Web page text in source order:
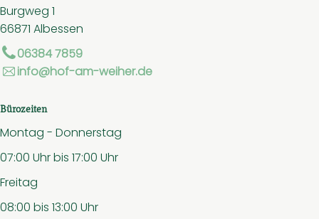
Burgweg 1
66871 Albessen
06384 7859
info@hof-am-weiher.de
Bürozeiten
Montag - Donnerstag
07:00 Uhr bis 17:00 Uhr
Freitag
08:00 bis 13:00 Uhr